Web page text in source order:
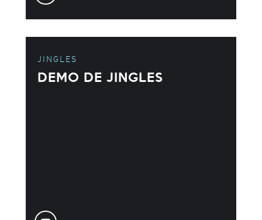
JINGLES
DEMO DE JINGLES